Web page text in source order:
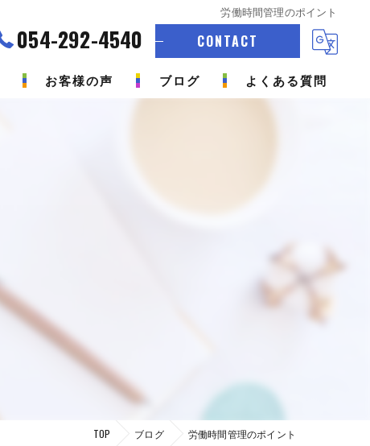
労働時間管理のポイント
054-292-4540 CONTACT
お客様の声 ブログ よくある質問
TOP ブログ 労働時間管理のポイント